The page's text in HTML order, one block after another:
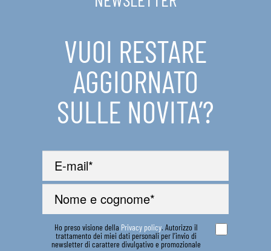
CONTATTI
VUOI RESTARE
AGGIORNATO
SULLE NOVITA’?
Ho preso visione della Privacy policy. Autorizzo il
trattamento dei miei dati personali per l’invio di
newsletter di carattere divulgativo e promozionale